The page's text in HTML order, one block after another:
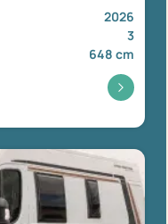
2026
3
648 cm